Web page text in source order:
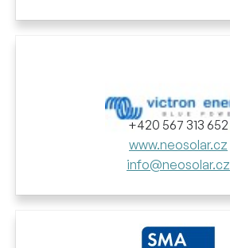
+420 567 313 652
www.neosolar.cz
info@neosolar.cz